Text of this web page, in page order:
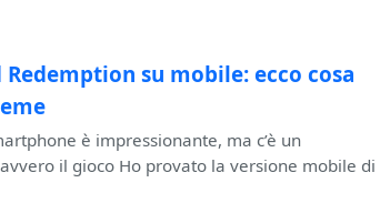
su mobile: ecco cosa
è impressionante, ma c’è un
il gioco Ho provato la versione mobile di